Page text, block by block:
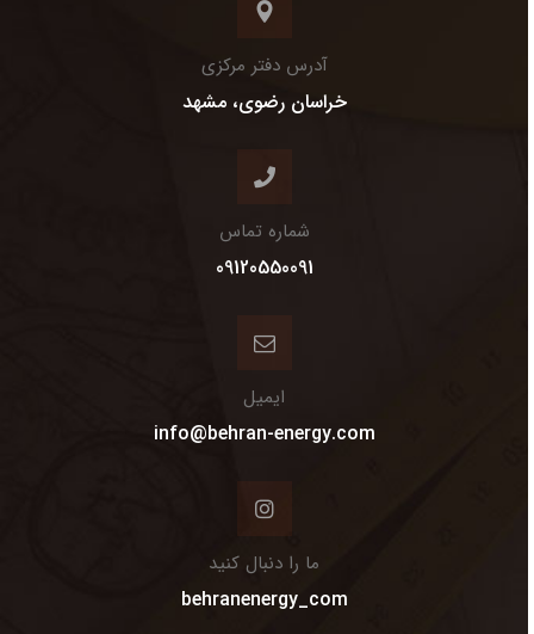
آدرس دفتر مرکزی
خراسان رضوی، مشهد
شماره تماس
09120550091
ایمیل
info@behran-energy.com
ما را دنبال کنید
behranenergy_com